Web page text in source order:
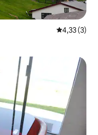
4,33 de
4,33 (3)